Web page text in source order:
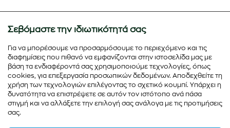
Σεβόμαστε την ιδιωτικότητά σας
Για να μπορέσουμε να προσαρμόσουμε το περιεχόμενο και τις
διαφημίσεις που πιθανό να εμφανίζονται στην ιστοσελίδα μας με
βάση τα ενδιαφέροντά σας χρησιμοποιούμε τεχνολογίες, όπως
cookies, για επεξεργασία προσωπικών δεδομένων. Αποδεχθείτε τη
χρήση των τεχνολογιών επιλέγοντας το σχετικό κουμπί. Υπάρχει η
δυνατότητα να επιστρέψετε σε αυτόν τον ιστότοπο ανά πάσα
στιγμή και να αλλάξετε την επιλογή σας ανάλογα με τις προτιμήσεις
σας.